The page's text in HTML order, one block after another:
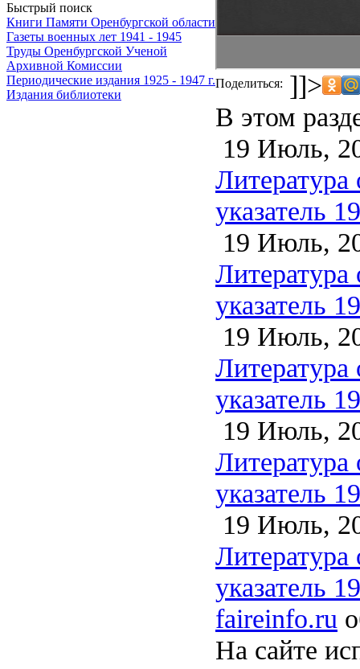
Быстрый поиск
Книги Памяти Оренбургской области
Газеты военных лет 1941 - 1945
Труды Оренбургской Ученой
Архивной Комиссии
Периодические издания 1925 - 1947 г.
Издания библиотеки
Поделиться: ]]>
В этом
19 Июль,
Литература
указатель
19 Июль,
Литература
указатель
19 Июль,
Литература
указатель
19 Июль,
Литература
указатель
19 Июль,
Литература
указатель
faireinfo.ru
На сайте